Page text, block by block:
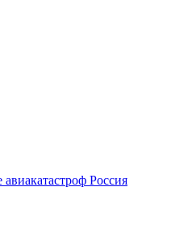
авиакатастроф Россия